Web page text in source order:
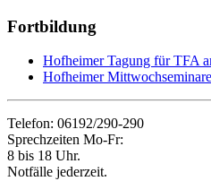
Fortbildung
Hofheimer Tagung für TFA
Hofheimer
Telefon: 06192/290-290
Sprechzeiten Mo-Fr:
8 bis 18 Uhr.
Notfälle jederzeit.